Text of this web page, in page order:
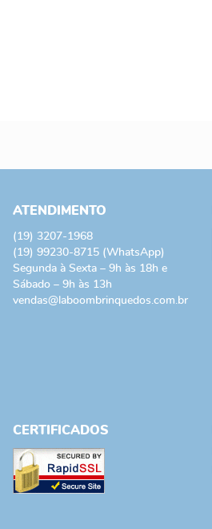
ATENDIMENTO
(19) 3207-1968
(19) 99230-8715 (WhatsApp)
Segunda à Sexta – 9h às 18h e
Sábado – 9h às 13h
vendas@laboombrinquedos.com.br
CERTIFICADOS